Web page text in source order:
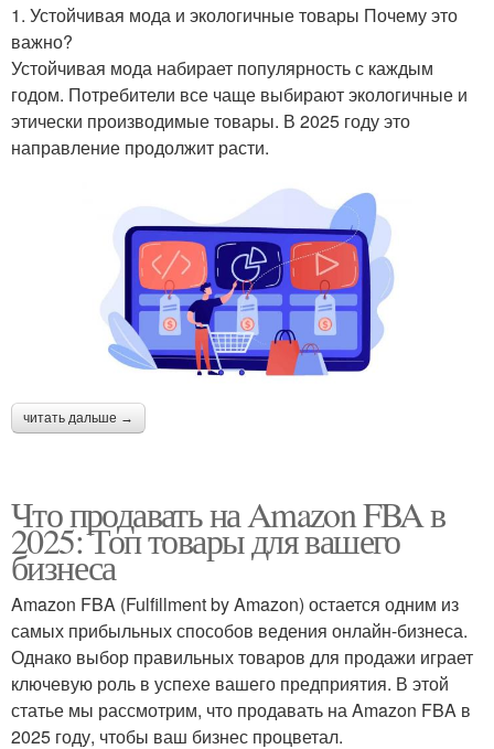
1. Устойчивая мода и экологичные товары Почему это
важно?
Устойчивая мода набирает популярность с каждым
годом. Потребители все чаще выбирают экологичные и
этически производимые товары. В 2025 году это
направление продолжит расти.
читать дальше →
Что продавать на Amazon FBA в
2025: Топ товары для вашего
бизнеса
Amazon FBA (Fulfillment by Amazon) остается одним из
самых прибыльных способов ведения онлайн-бизнеса.
Однако выбор правильных товаров для продажи играет
ключевую роль в успехе вашего предприятия. В этой
статье мы рассмотрим, что продавать на Amazon FBA в
2025 году, чтобы ваш бизнес процветал.